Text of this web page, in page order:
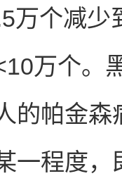
万个减
万个。
的帕金
一程度